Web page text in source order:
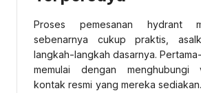
Proses pemesanan hydrant
sebenarnya cukup praktis,
langkah-langkah dasarnya.
memulai dengan menghubungi
kontak resmi yang mereka